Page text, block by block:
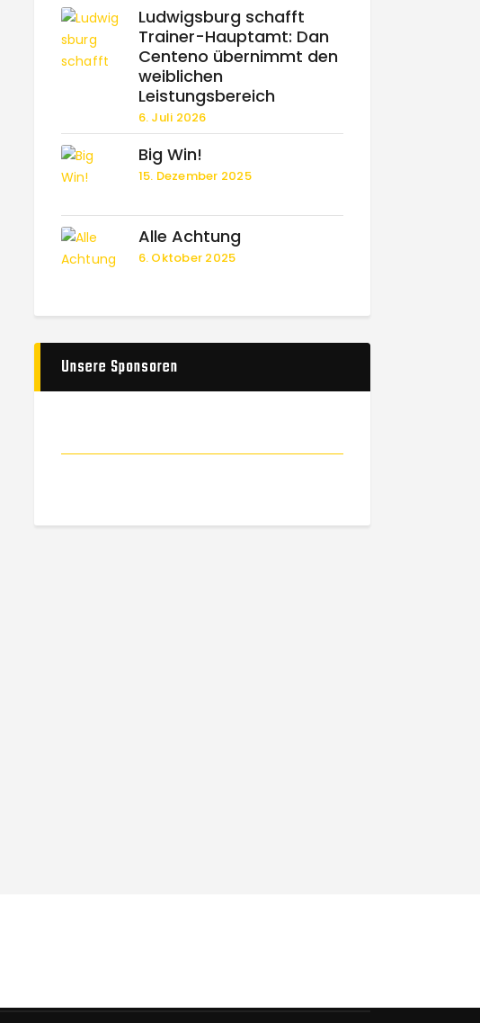
Ludwigsburg schafft
Trainer-Hauptamt: Dan
Centeno übernimmt den
weiblichen
Leistungsbereich
6. Juli 2026
Big Win!
15. Dezember 2025
Alle Achtung
6. Oktober 2025
Unsere Sponsoren